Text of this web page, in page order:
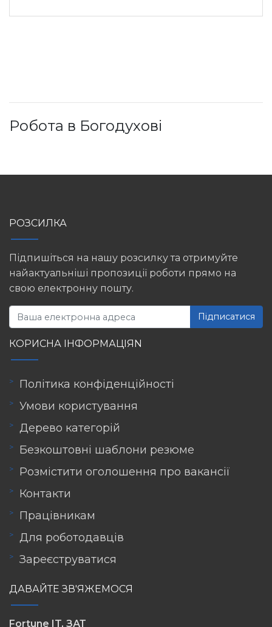
Робота в Богодухові
РОЗСИЛКА
Підпишіться на нашу розсилку та отримуйте
найактуальніші пропозиції роботи прямо на
свою електронну пошту.
Підписатися
КОРИСНА ІНФОРМАЦІЯN
Політика конфіденційності
Умови користування
Дерево категорій
Безкоштовні шаблони резюме
Розмістити оголошення про вакансії
Контакти
Працівникам
Для роботодавців
Зареєструватися
ДАВАЙТЕ ЗВ'ЯЖЕМОСЯ
Fortune IT, ЗАТ